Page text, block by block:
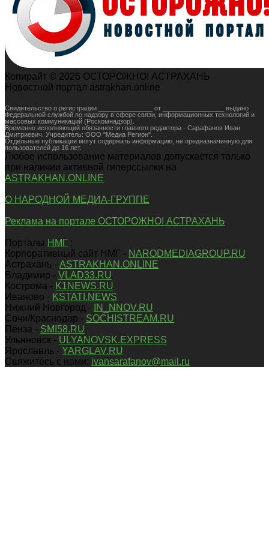
Копирайт © 2026 ОСТОРОЖНО! АСТРАХАНЬ -
Новостной портал astrakhan.online
Свидетельство о регистрации _______________ от _________________ выдано
Федеральной службой по надзору в сфере связи, информационных технологий и
массовых коммуникаций (Роскомнадзор).
Временно исполняющий обязанности главного редактора - Сарафанов Иван
Дмитриевич. Учредитель: ООО "Медиа Регион".
Отдельные публикации могут содержать информацию, не предназначенную для
пользователей до 16 лет.
Любое использование материалов допускается только
при наличии активной гиперссылки на
ASTRAKHAN.ONLINE
О НАРОДНОЙ МЕДИА-ГРУППЕ
Реклама на портале ОСТОРОЖНО! АСТРАХАНЬ
Порталы НМГ :
Корпоративный сайт НМГ - NARODMEDIAGROUP.RU
Астрахань - ASTRAKHAN.ONLINE
Владимир - VLAD33.RU
Кострома - K1NEWS.RU
Иваново - KSTATI.NEWS
Нижний Новгород -
IN_NNOV.RU
Сочи/Краснодар - SOCHISTREAM.RU
Пенза - SMI58.RU
Ульяновск - ULYANOVSK.EXPRESS
Ярославль - YARGLAV.RU
Свяжитесь с нами: ivansarafanov@mail.ru